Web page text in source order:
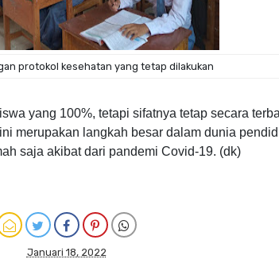
protokol kesehatan yang tetap dilakukan
yang 100%, tetapi sifatnya tetap secara
merupakan langkah besar dalam dunia
saja akibat dari pandemi Covid-19. (dk)
Januari 18, 2022